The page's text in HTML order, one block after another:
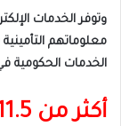
وتوفر الخدمات
معلوماتهم
الخدمات الحكومية